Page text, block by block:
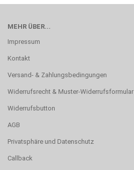
MEHR ÜBER...
Impressum
Kontakt
Versand- & Zahlungsbedingungen
Widerrufsrecht & Muster-Widerrufsformular
Widerrufsbutton
AGB
Privatsphäre und Datenschutz
Callback